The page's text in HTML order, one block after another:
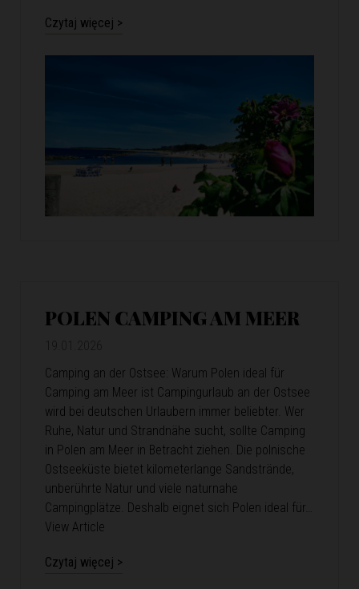
Czytaj więcej >
POLEN CAMPING AM MEER
Camping an der Ostsee: Warum Polen ideal für
Camping am Meer ist Campingurlaub an der Ostsee
wird bei deutschen Urlaubern immer beliebter. Wer
Ruhe, Natur und Strandnähe sucht, sollte Camping
in Polen am Meer in Betracht ziehen. Die polnische
Ostseeküste bietet kilometerlange Sandstrände,
unberührte Natur und viele naturnahe
Campingplätze. Deshalb eignet sich Polen ideal für…
View Article
Czytaj więcej >